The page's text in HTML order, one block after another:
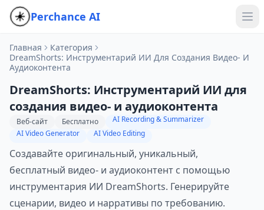
Perchance AI
Главная
Категория
DreamShorts: Инструментарий ИИ Для Создания Видео- И
Аудиоконтента
DreamShorts: Инструментарий ИИ для
создания видео- и аудиоконтента
Веб-сайт Бесплатно
AI Recording & Summarizer
AI Video Generator
AI Video Editing
Создавайте оригинальный, уникальный,
бесплатный видео- и аудиоконтент с помощью
инструментария ИИ DreamShorts. Генерируйте
сценарии, видео и нарративы по требованию.